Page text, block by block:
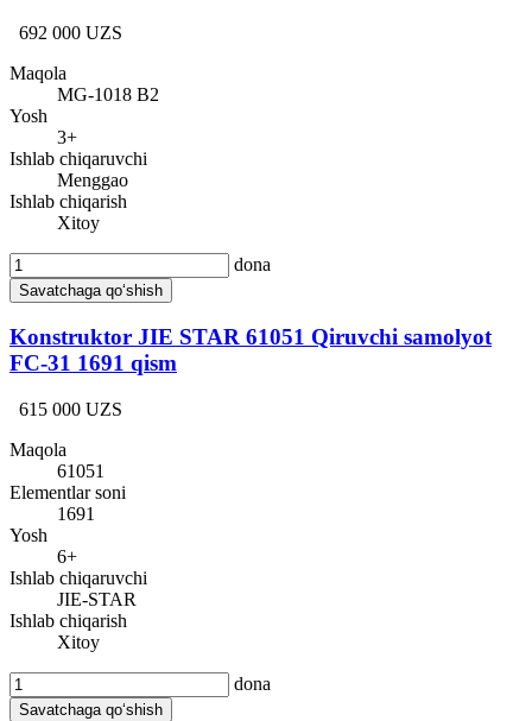
692 000 UZS
Maqola
MG-1018 B2
Yosh
3+
Ishlab chiqaruvchi
Menggao
Ishlab chiqarish
Xitoy
dona
Savatchaga qo‘shish
Konstruktor JIE STAR 61051 Qiruvchi samolyot
FC-31 1691 qism
615 000 UZS
Maqola
61051
Elementlar soni
1691
Yosh
6+
Ishlab chiqaruvchi
JIE-STAR
Ishlab chiqarish
Xitoy
dona
Savatchaga qo‘shish